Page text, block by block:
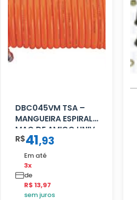
DBC045VM TSA –
MANGUEIRA ESPIRAL
MAO DE AMIGO UNIV
16 MM 4.5MTS
VERMELHA
R$41,93
Em até
3x
de
R$ 13,97
sem juros